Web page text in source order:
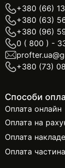
+380 (66)
+380 (63)
+380 (96)
0 ( 800 ) -
+380 (73)
Способи
Оплата онлайн
Оплата на
Оплата
Оплата